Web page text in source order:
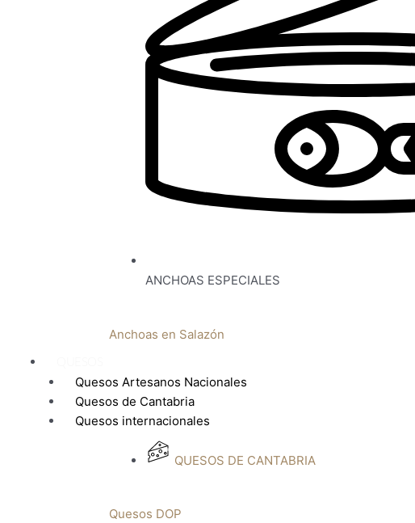
ANCHOAS ESPECIALES
Anchoas en Salazón
Quesos Artesanos Nacionales
Quesos de Cantabria
Quesos internacionales
QUESOS DE CANTABRIA
Quesos DOP